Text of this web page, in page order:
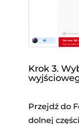
Krok 3.
Przejdź do
dolnej